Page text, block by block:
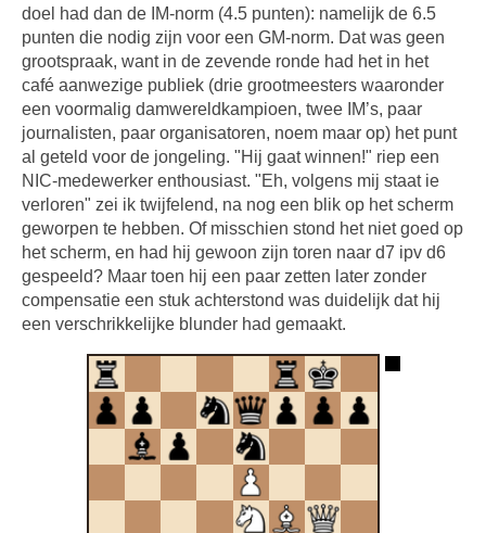
doel had dan de IM-norm (4.5 punten): namelijk de 6.5
punten die nodig zijn voor een GM-norm. Dat was geen
grootspraak, want in de zevende ronde had het in het
café aanwezige publiek (drie grootmeesters waaronder
een voormalig damwereldkampioen, twee IM’s, paar
journalisten, paar organisatoren, noem maar op) het punt
al geteld voor de jongeling. "Hij gaat winnen!" riep een
NIC-medewerker enthousiast. "Eh, volgens mij staat ie
verloren" zei ik twijfelend, na nog een blik op het scherm
geworpen te hebben. Of misschien stond het niet goed op
het scherm, en had hij gewoon zijn toren naar d7 ipv d6
gespeeld? Maar toen hij een paar zetten later zonder
compensatie een stuk achterstond was duidelijk dat hij
een verschrikkelijke blunder had gemaakt.